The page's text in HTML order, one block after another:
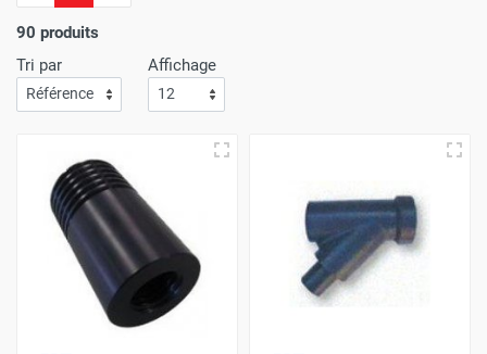
une priorité absolue
rapidement et sans le moindre souci !
Avec Protoumat,bénéficiez d'un shopping qui allie à la
perfection des prix avantageux
et une livraison dont la rapidité vous surprendra
à chaque commande
90 produits
Tri par
Affichage